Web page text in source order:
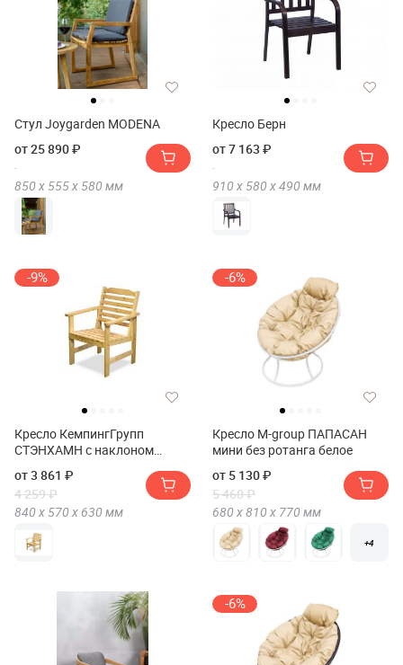
Стул Joygarden MODENA
от 25 890 ₽
850 х 555 х 580 мм
Кресло Берн
от 7 163 ₽
910 х 580 х490 мм
-9%
Кресло КемпингГрупп
СТЭНХАМН с наклоном
каркас:20мм/ (64x62x84cm),
неокраш.арт 500281
от 3 861 ₽
4 259 ₽
840 х 570 х 630 мм
-6%
Кресло M-group ПАПАСАН
мини без ротанга белое
от 5 130 ₽
5 460 ₽
680 х810 х 770 мм
+4
-6%